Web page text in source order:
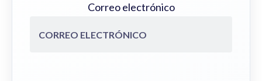
Correo electrónico